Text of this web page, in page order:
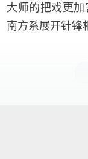
大师的把戏更
南方系展开针锋